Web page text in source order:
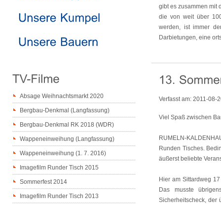
gibt es zusammen mit
die von weit über
werden, ist immer
Darbietungen, eine
Verfasst am: 2011-08-
Viel Spaß zwischen
RUMELN-
Runden Tisches.
äußerst beliebte
Hier am Sittardweg
Das musste
Sicherheitscheck, der
Absage Weihnachtsmarkt 2020
Bergbau-Denkmal (Langfassung)
Bergbau-Denkmal RK 2018 (WDR)
Wappeneinweihung (Langfassung)
Wappeneinweihung (1. 7. 2016)
Imagefilm Runder Tisch 2015
Sommerfest 2014
Imagefilm Runder Tisch 2013